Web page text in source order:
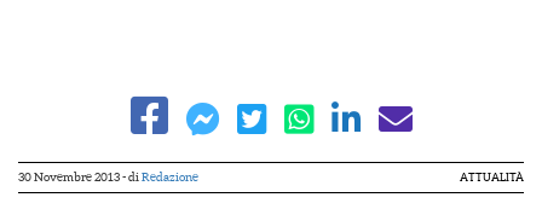
30 Novembre 2013- di Redazione ATTUALITÀ